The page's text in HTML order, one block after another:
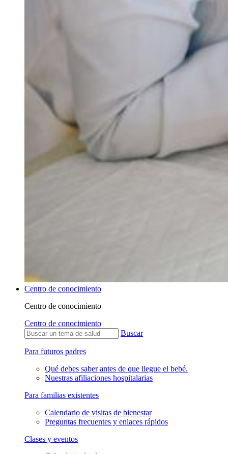
Centro de conocimiento
Centro de conocimiento
Centro de conocimiento
Buscar
Para futuros padres
Qué debes saber antes de que llegue el bebé.
Nuestras afiliaciones hospitalarias
Para familias existentes
Calendario de visitas de bienestar
Preguntas frecuentes y enlaces rápidos
Clases y eventos